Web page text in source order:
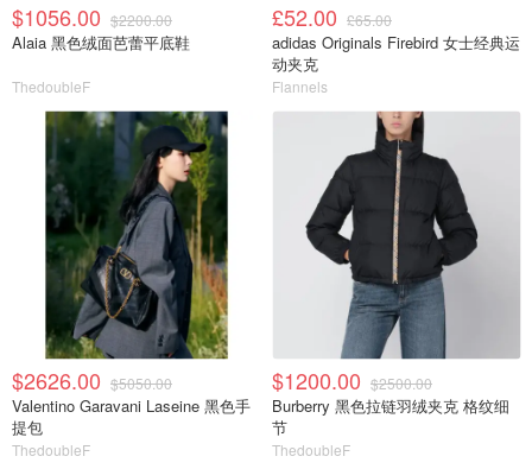
$1056.00 $2200.00
Alaia 黑色绒面芭蕾平底鞋
ThedoubleF
£52.00 £65.00
adidas Originals Firebird 女士经典运
动夹克
Flannels
$2626.00 $5050.00
Valentino Garavani Laseine 黑色手
提包
ThedoubleF
$1200.00 $2500.00
Burberry 黑色拉链羽绒夹克 格纹细
节
ThedoubleF